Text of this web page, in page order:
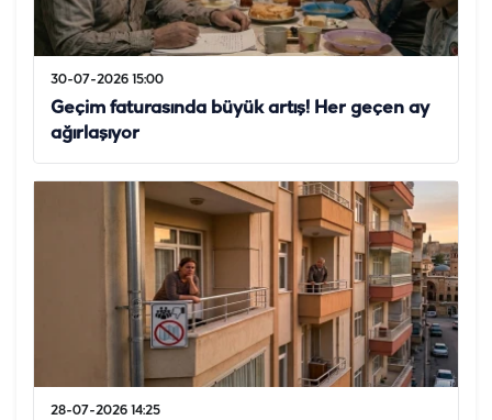
30-07-2026 15:00
Geçim faturasında büyük artış! Her geçen ay
ağırlaşıyor
28-07-2026 14:25